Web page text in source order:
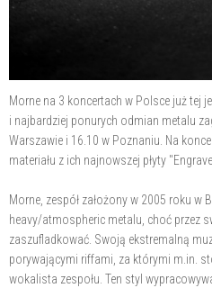
Morne na 3 koncertach w Polsce już tej
i najbardziej ponurych odmian metalu
Warszawie i 16.10 w Poznaniu. Na
materiału z ich najnowszej płyty
Morne, zespół założony w 2005 roku w
heavy/atmospheric metalu, choć przez
zaszufladkować. Swoją ekstremalną
porywającymi riffami, za którymi m.in.
wokalista zespołu. Ten styl